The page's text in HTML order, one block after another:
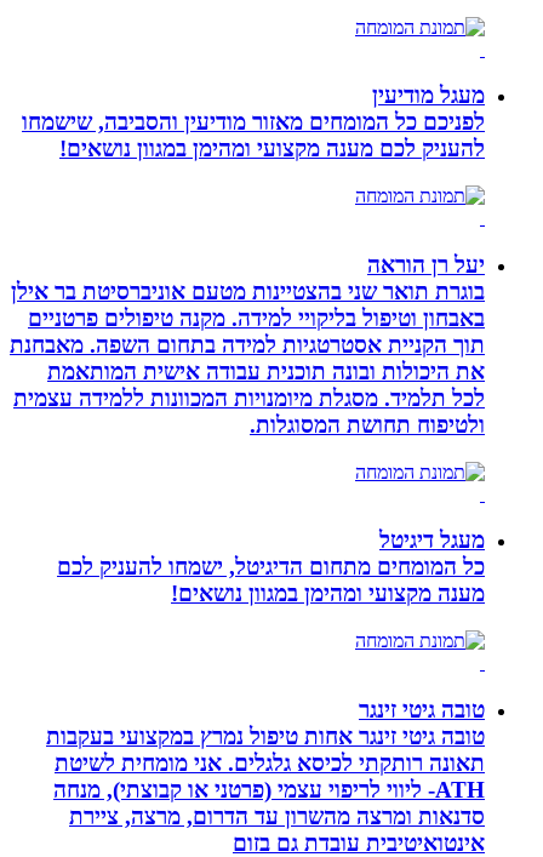
מעגל מודיעין
לפניכם כל המומחים מאזור מודיעין והסביבה, שישמחו
להעניק לכם מענה מקצועי ומהימן במגוון נושאים!
יעל רן הוראה
בוגרת תואר שני בהצטיינות מטעם אוניברסיטת בר אילן
באבחון וטיפול בליקויי למידה. מקנה טיפולים פרטניים
תוך הקניית אסטרטגיות למידה בתחום השפה. מאבחנת
את היכולות ובונה תוכנית עבודה אישית המותאמת
לכל תלמיד. מסגלת מיומנויות המכוונות ללמידה עצמית
ולטיפוח תחושת המסוגלות.
מעגל דיגיטל
כל המומחים מתחום הדיגיטל, ישמחו להעניק לכם
מענה מקצועי ומהימן במגוון נושאים!
טובה גיטי זינגר
טובה גיטי זינגר אחות טיפול נמרץ במקצועי בעקבות
תאונה רותקתי לכיסא גלגלים. אני מומחית לשיטת
ATH- ליווי לריפוי עצמי (פרטני או קבוצתי), מנחה
סדנאות ומרצה מהשרון עד הדרום, מרצה, ציירת
אינטואיטיבית עובדת גם בזום